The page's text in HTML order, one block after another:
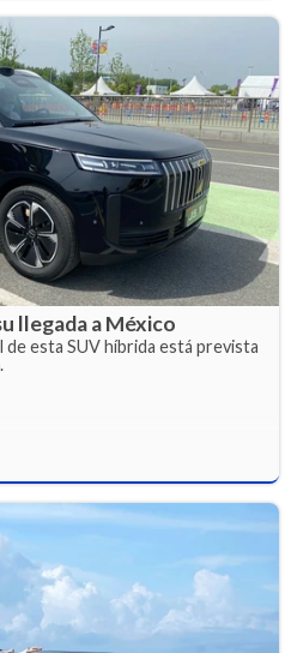
llegada a México
de esta SUV híbrida está prevista